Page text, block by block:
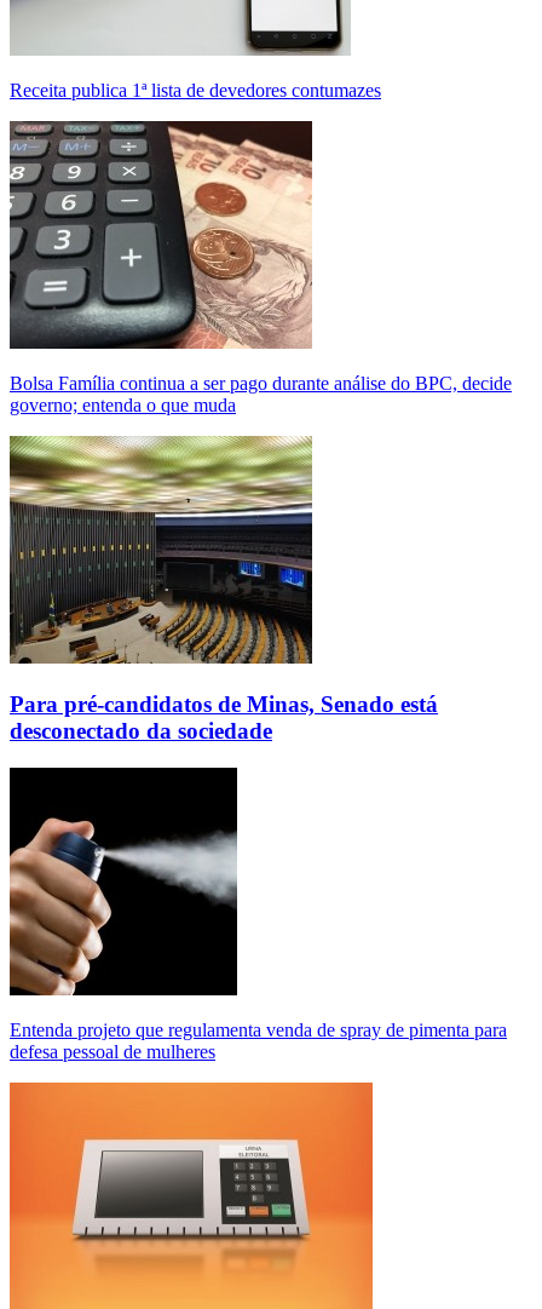
Receita publica 1ª lista de devedores contumazes
Bolsa Família continua a ser pago durante análise do BPC, decide
governo; entenda o que muda
Para pré-candidatos de Minas, Senado está
desconectado da sociedade
Entenda projeto que regulamenta venda de spray de pimenta para
defesa pessoal de mulheres